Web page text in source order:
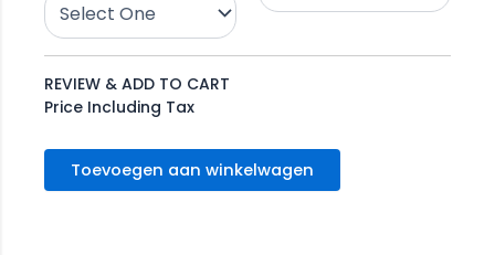
REVIEW & ADD TO CART
Price Including Tax
Toevoegen aan winkelwagen